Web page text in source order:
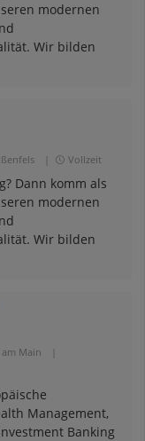
modernen
Wir bilden
Vollzeit
Dann komm als
modernen
Wir bilden
Main
Management,
Banking